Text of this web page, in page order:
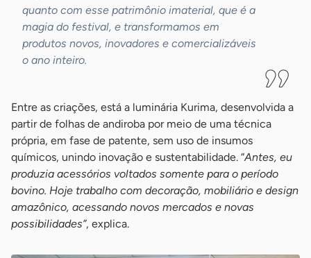
quanto com esse patrimônio imaterial, que é a
magia do festival, e transformamos em
produtos novos, inovadores e comercializáveis
o ano inteiro.
Entre as criações, está a luminária Kurima, desenvolvida a
partir de folhas de andiroba por meio de uma técnica
própria, em fase de patente, sem uso de insumos
químicos, unindo inovação e sustentabilidade. “Antes, eu
produzia acessórios voltados somente para o período
bovino. Hoje trabalho com decoração, mobiliário e design
amazônico, acessando novos mercados e novas
possibilidades”, explica.